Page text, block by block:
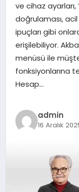
SPOR
YAŞAM
EĞITIM
ve cihaz ayarları,
doğrulaması,
ipuçları gibi
erişilebiliyor.
menüsü ile
fonksiyonlarına
Hesap…
admin
16 Aralık